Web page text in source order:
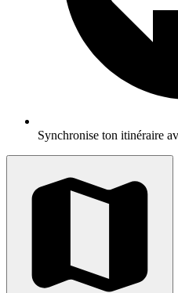
Synchronise ton itinéraire